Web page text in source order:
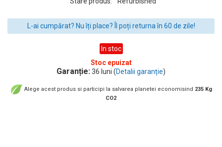
L-ai cumpărat? Nu îți place? Îl poți returna în 60 de zile!
In stoc
Stoc epuizat
Garanție: 36 luni (Detalii garanție)
Alege acest produs si participi la salvarea planetei economisind 235 Kg
CO2